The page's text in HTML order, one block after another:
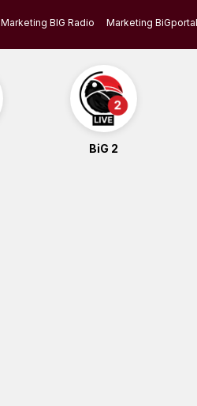
Marketing BIG Radio Marketing
BiG 2